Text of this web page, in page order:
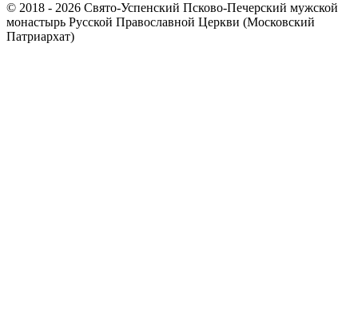
© 2018 - 2026 Свято-Успенский Псково-Печерский мужской
монастырь Русской Православной Церкви (Московский
Патриархат)